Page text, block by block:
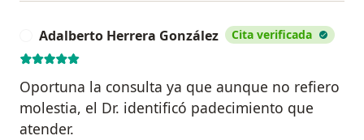
Adalberto Herrera González Cita verificada
Oportuna la consulta ya que aunque no refiero
molestia, el Dr. identificó padecimiento que
atender.